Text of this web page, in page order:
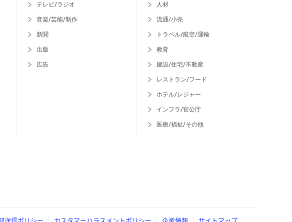
テレビ/ラジオ
音楽/芸能/制作
新聞
出版
広告
人材
流通/小売
トラベル/航空/運輸
教育
建設/住宅/不動産
レストラン/フード
ホテル/レジャー
インフラ/官公庁
医療/福祉/その他